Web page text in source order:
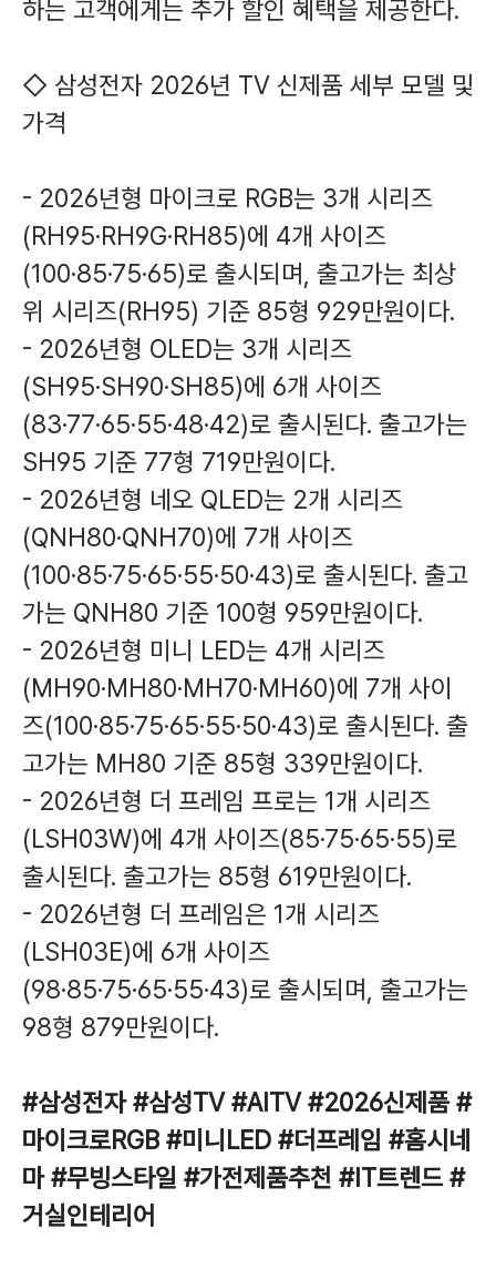
하는 고객에게는 추가 할인 혜택을 제공한다.
◇ 삼성전자 2026년 TV 신제품 세부 모델 및
가격
- 2026년형 마이크로 RGB는 3개 시리즈
(RH95·RH9G·RH85)에 4개 사이즈
(100·85·75·65)로 출시되며, 출고가는 최상
위 시리즈(RH95) 기준 85형 929만원이다.
- 2026년형 OLED는 3개 시리즈
(SH95·SH90·SH85)에 6개 사이즈
(83·77·65·55·48·42)로 출시된다. 출고가는
SH95 기준 77형 719만원이다.
- 2026년형 네오 QLED는 2개 시리즈
(QNH80·QNH70)에 7개 사이즈
(100·85·75·65·55·50·43)로 출시된다. 출고
가는 QNH80 기준 100형 959만원이다.
- 2026년형 미니 LED는 4개 시리즈
(MH90·MH80·MH70·MH60)에 7개 사이
즈(100·85·75·65·55·50·43)로 출시된다. 출
고가는 MH80 기준 85형 339만원이다.
- 2026년형 더 프레임 프로는 1개 시리즈
(LSH03W)에 4개 사이즈(85·75·65·55)로
출시된다. 출고가는 85형 619만원이다.
- 2026년형 더 프레임은 1개 시리즈
(LSH03E)에 6개 사이즈
(98·85·75·65·55·43)로 출시되며, 출고가는
98형 879만원이다.
#삼성전자 #삼성TV #AITV #2026신제품 #
마이크로RGB #미니LED #더프레임 #홈시네
마 #무빙스타일 #가전제품추천 #IT트렌드 #
거실인테리어